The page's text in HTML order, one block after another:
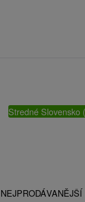
Stredné Slovensko